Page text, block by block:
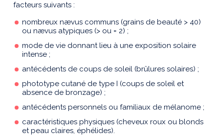
facteurs suivants :
nombreux nævus communs (grains de beauté > 40)
ou nævus atypiques (> ou = 2) ;
mode de vie donnant lieu à une exposition solaire
intense ;
antécédents de coups de soleil (brûlures solaires) ;
phototype cutané de type I (coups de soleil et
absence de bronzage) ;
antécédents personnels ou familiaux de mélanome ;
caractéristiques physiques (cheveux roux ou blonds
et peau claires, éphélides).